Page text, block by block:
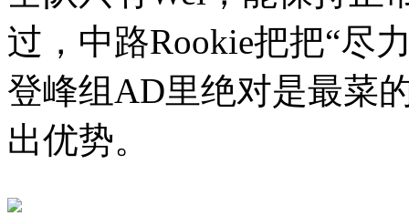
过，中路Rookie把把“尽
登峰组AD里绝对是最菜
出优势。